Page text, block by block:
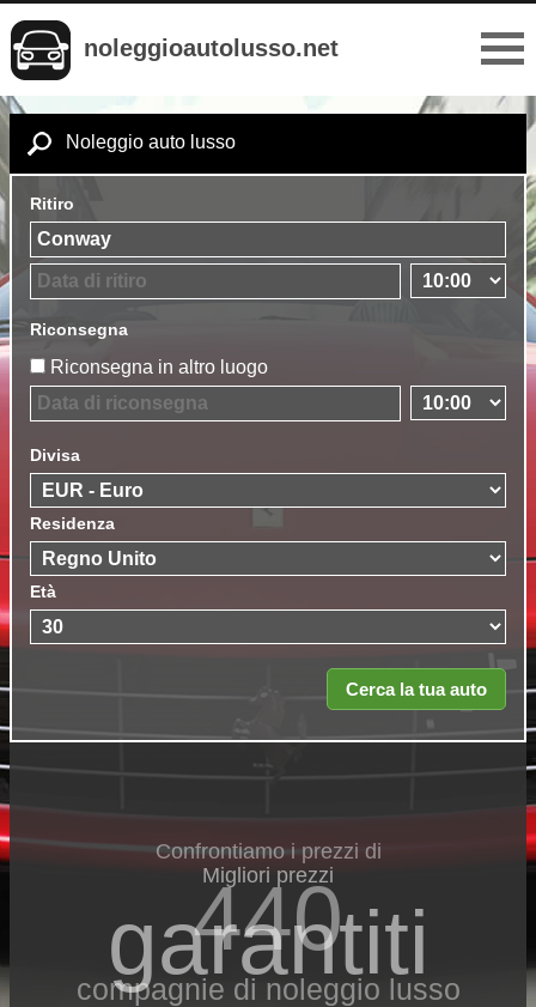
noleggioautolusso.net
Noleggio auto lusso
Ritiro
Riconsegna
Riconsegna in altro luogo
Divisa
Residenza
Età
Confrontiamo i prezzi di
440
compagnie di noleggio lusso
Migliori prezzi
garantiti